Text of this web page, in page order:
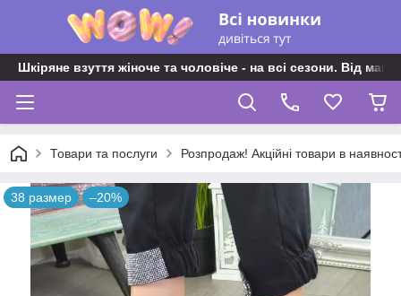
Шкіряне взуття жіноче та чоловіче - на всі сезони. Від
Товари та послуги Розпродаж! Акційні товари в
38 размер –20%